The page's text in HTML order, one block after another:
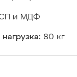
и МДФ
80 кг